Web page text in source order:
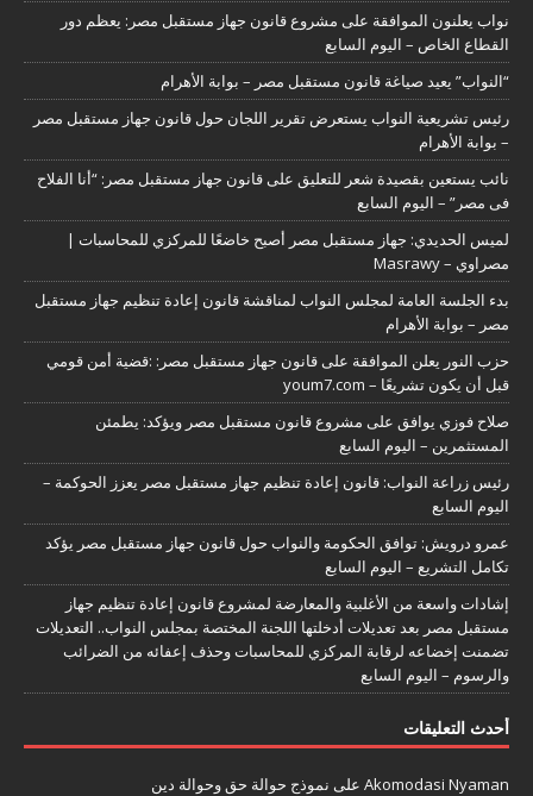
نواب يعلنون الموافقة على مشروع قانون جهاز مستقبل مصر: يعظم دور
القطاع الخاص – اليوم السابع
“النواب” يعيد صياغة قانون مستقبل مصر – بوابة الأهرام
رئيس تشريعية النواب يستعرض تقرير اللجان حول قانون جهاز مستقبل مصر
– بوابة الأهرام
نائب يستعين بقصيدة شعر للتعليق على قانون جهاز مستقبل مصر: “أنا الفلاح
فى مصر” – اليوم السابع
لميس الحديدي: جهاز مستقبل مصر أصبح خاضعًا للمركزي للمحاسبات |
مصراوي – Masrawy
بدء الجلسة العامة لمجلس النواب لمناقشة قانون إعادة تنظيم جهاز مستقبل
مصر – بوابة الأهرام
حزب النور يعلن الموافقة على قانون جهاز مستقبل مصر: :قضية أمن قومي
قبل أن يكون تشريعًا – youm7.com
صلاح فوزي يوافق على مشروع قانون مستقبل مصر ويؤكد: يطمئن
المستثمرين – اليوم السابع
رئيس زراعة النواب: قانون إعادة تنظيم جهاز مستقبل مصر يعزز الحوكمة –
اليوم السابع
عمرو درويش: توافق الحكومة والنواب حول قانون جهاز مستقبل مصر يؤكد
تكامل التشريع – اليوم السابع
إشادات واسعة من الأغلبية والمعارضة لمشروع قانون إعادة تنظيم جهاز
مستقبل مصر بعد تعديلات أدخلتها اللجنة المختصة بمجلس النواب.. التعديلات
تضمنت إخضاعه لرقابة المركزي للمحاسبات وحذف إعفائه من الضرائب
والرسوم – اليوم السابع
أحدث التعليقات
Akomodasi Nyaman على نموذج حوالة حق وحوالة دين